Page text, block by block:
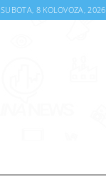
SUBOTA, 8 KOLOVOZA, 2026